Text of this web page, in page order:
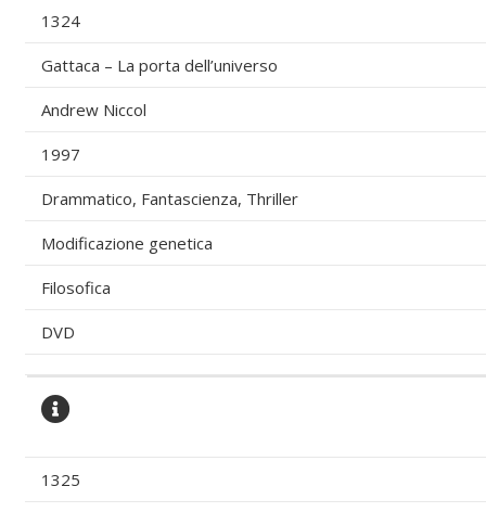
1324
Gattaca – La porta dell’universo
Andrew Niccol
1997
Drammatico, Fantascienza, Thriller
Modificazione genetica
Filosofica
DVD
1325